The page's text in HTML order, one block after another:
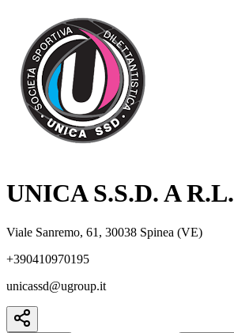
UNICA S.S.D. A R.L.
Viale Sanremo, 61, 30038 Spinea (VE)
+390410970195
unicassd@ugroup.it